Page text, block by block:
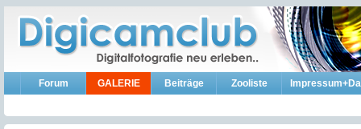
Forum GALERIE Beiträge Zooliste